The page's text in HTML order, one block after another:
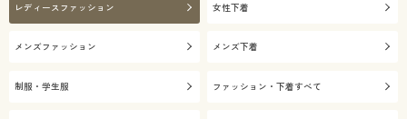
レディースファッション 女性下着
メンズファッション メンズ下着
制服・学生服 ファッション・下着すべて